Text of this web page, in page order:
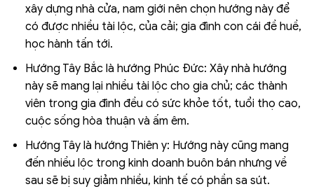
xây dựng nhà cửa, nam giới nên chọn hướng này để
có được nhiều tài lộc, của cải; gia đình con cái đề huề,
học hành tấn tới.
Hướng Tây Bắc là hướng Phúc Đức: Xây nhà hướng
này sẽ mang lại nhiều tài lộc cho gia chủ; các thành
viên trong gia đình đều có sức khỏe tốt, tuổi thọ cao,
cuộc sống hòa thuận và ấm êm.
Hướng Tây là hướng Thiên y: Hướng này cũng mang
đến nhiều lộc trong kinh doanh buôn bán nhưng về
sau sẽ bị suy giảm nhiều, kinh tế có phần sa sút.